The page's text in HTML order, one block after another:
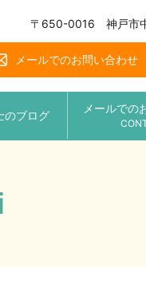
〒650-0016 神戸市
メールでのお問い合わせ
のブログ
メールでの